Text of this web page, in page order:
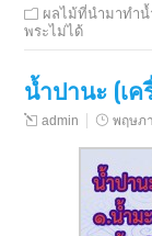
ผลไม้ที่นำมาทำน้
พระไม่ได้
น้ำปานะ (เ
admin พฤษภ